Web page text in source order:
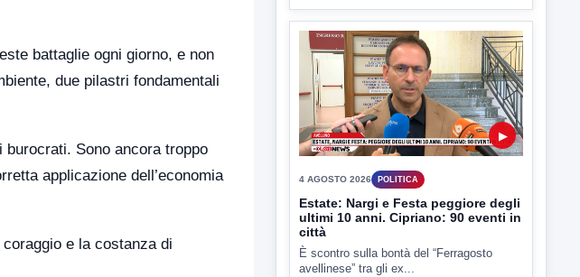
battaglie ogni giorno, e non
due pilastri fondamentali
Sono ancora troppo
applicazione dell’economia
e la costanza di
▶
4 AGOSTO 2026 POLITICA
Estate: Nargi e Festa peggiore degli
ultimi 10 anni. Cipriano: 90 eventi in
città
È scontro sulla bontà del “Ferragosto
avellinese” tra gli ex...